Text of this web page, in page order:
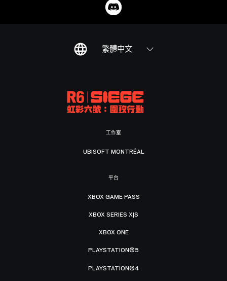
繁體中文
工作室
UBISOFT MONTRÉAL
平台
XBOX GAME PASS
XBOX SERIES X|S
XBOX ONE
PLAYSTATION®5
PLAYSTATION®4